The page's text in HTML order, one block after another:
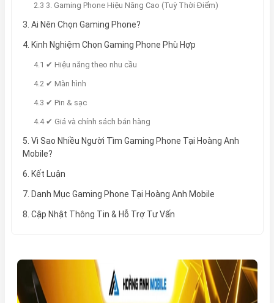
2.3 3. Gaming Phone Hiệu Năng Cao (Tuỳ Thời Điểm)
3. Ai Nên Chọn Gaming Phone?
4. Kinh Nghiệm Chọn Gaming Phone Phù Hợp
4.1 ✔ Hiệu năng theo nhu cầu
4.2 ✔ Màn hình
4.3 ✔ Pin & sạc
4.4 ✔ Giá và chính sách bán hàng
5. Vì Sao Nhiều Người Tìm Gaming Phone Tại Hoàng Anh
Mobile?
6. Kết Luận
7. Danh Mục Gaming Phone Tại Hoàng Anh Mobile
8. Cập Nhật Thông Tin & Hỗ Trợ Tư Vấn